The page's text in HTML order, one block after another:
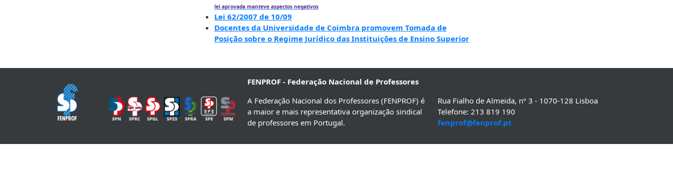
lei aprovada manteve aspectos negativos
Lei 62/2007 de 10/09
Docentes da Universidade de Coimbra promovem Tomada de
Posição sobre o Regime Jurídico das Instituições de Ensino Superior
FENPROF - Federação Nacional de Professores
A Federação Nacional dos Professores (FENPROF) é
a maior e mais representativa organização sindical
de professores em Portugal.
Rua Fialho de Almeida, nº 3 - 1070-128 Lisboa
Telefone: 213 819 190
fenprof@fenprof.pt